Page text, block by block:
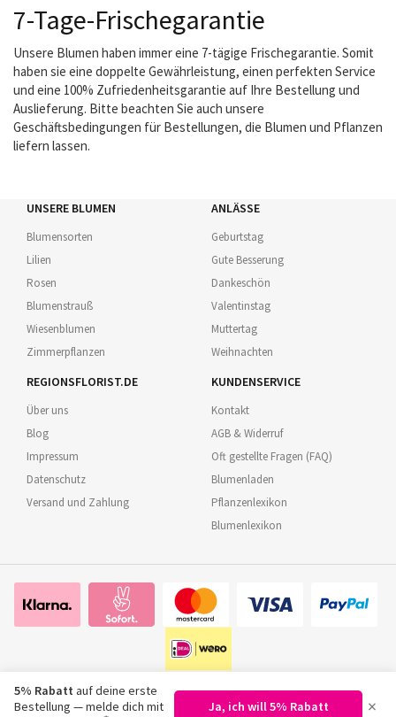
7-Tage-Frischegarantie
Unsere Blumen haben immer eine 7-tägige Frischegarantie. Somit
haben sie eine doppelte Gewährleistung, einen perfekten Service
und eine 100% Zufriedenheitsgarantie auf Ihre Bestellung und
Auslieferung. Bitte beachten Sie auch unsere
Geschäftsbedingungen für Bestellungen, die Blumen und Pflanzen
liefern lassen.
UNSERE BLUMEN
Blumensorten
Lilien
Rosen
Blumenstrauß
Wiesenblumen
Zimmerpflanzen
ANLÄSSE
Geburtstag
Gute Besserung
Dankeschön
Valentinstag
Muttertag
Weihnachten
REGIONSFLORIST.DE
Über uns
Blog
Impressum
Datenschutz
Versand und Zahlung
KUNDENSERVICE
Kontakt
AGB & Widerruf
Oft gestellte Fragen (FAQ)
Blumenladen
Pflanzenlexikon
Blumenlexikon
5% Rabatt auf deine erste
Bestellung — melde dich mit
Ja, ich will 5% Rabatt ×